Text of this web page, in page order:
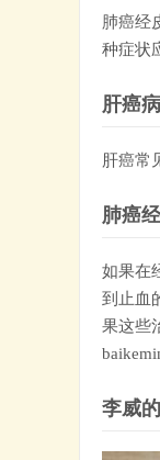
肺癌经
种症状
肝癌
肝癌常
肺癌
如果在
到止血
果这些
李威